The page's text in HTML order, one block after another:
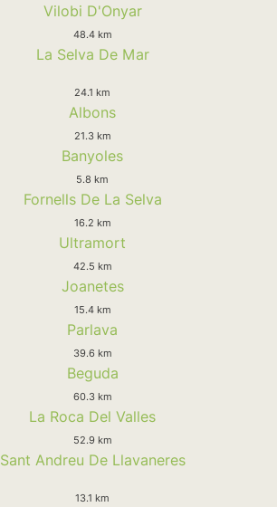
Vilobi D'Onyar
48.4 km
La Selva De Mar
24.1 km
Albons
21.3 km
Banyoles
5.8 km
Fornells De La Selva
16.2 km
Ultramort
42.5 km
Joanetes
15.4 km
Parlava
39.6 km
Beguda
60.3 km
La Roca Del Valles
52.9 km
Sant Andreu De Llavaneres
13.1 km